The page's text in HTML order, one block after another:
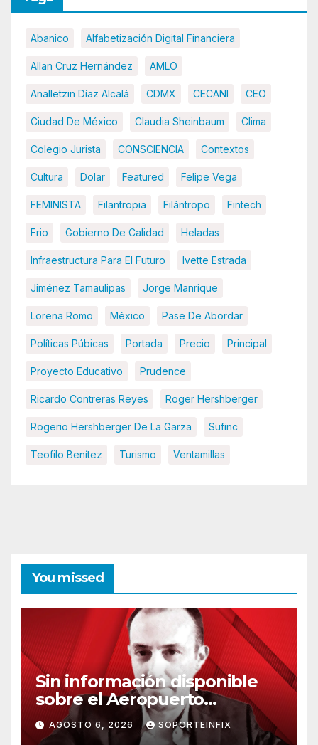
Abanico Alfabetización Digital Financiera
Allan Cruz Hernández AMLO
Analletzin Díaz Alcalá CDMX CECANI CEO
Ciudad De México Claudia Sheinbaum Clima
Colegio Jurista CONSCIENCIA Contextos
Cultura Dolar Featured Felipe Vega
FEMINISTA Filantropia Filántropo Fintech
Frio Gobierno De Calidad Heladas
Infraestructura Para El Futuro Ivette Estrada
Jiménez Tamaulipas Jorge Manrique
Lorena Romo México Pase De Abordar
Políticas Púbicas Portada Precio Principal
Proyecto Educativo Prudence
Ricardo Contreras Reyes Roger Hershberger
Rogerio Hershberger De La Garza Sufinc
Teofilo Benítez Turismo Ventamillas
You missed
Sin información disponible
sobre el Aeropuerto
Internacional de la Ciudad de
México
AGOSTO 6, 2026 SOPORTEINFIX